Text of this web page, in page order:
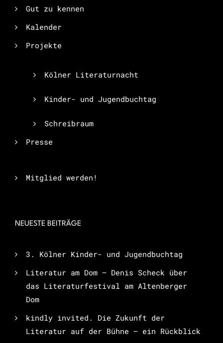
Gut zu kennen
Kalender
Projekte
Kölner Literaturnacht
Kinder- und Jugendbuchtag
Schreibraum
Presse
Mitglied werden!
NEUESTE BEITRÄGE
3. Kölner Kinder- und Jugendbuchtag
Literatur am Dom – Denis Scheck über
das Literaturfestival am Altenberger
Dom
kindly invited. Die Zukunft der
Literatur auf der Bühne – ein Rückblick